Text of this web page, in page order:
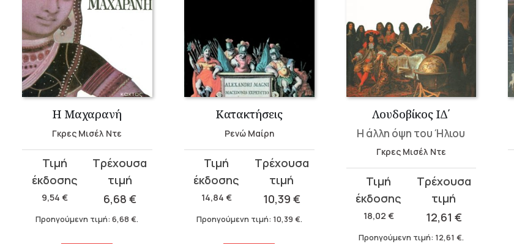
Η Μαχαρανή
Γκρες Μισέλ Ντε
9,54 €
Original
price
was:
9,54 €.
6,68 €
τρέχουσα
τιμή
είναι:Προηγούμενη τιμή:6,68€.
Κατακτήσεις
Ρενώ Μαίρη
14,84 €
Original
price
was:
14,84 €.
10,39 €
τρέχουσα
τιμή
είναι:
Προηγούμενη τιμή: 10,39 €.
Λουδοβίκος ΙΔ΄
Η άλλη όψη του Ήλιου
Γκρες Μισέλ Ντε
18,02 €
Original
price
was:
18,02 €.
12,61 €
τρέχουσα
τιμή
είναι:
Προηγούμενη τιμή: 12,61 €.